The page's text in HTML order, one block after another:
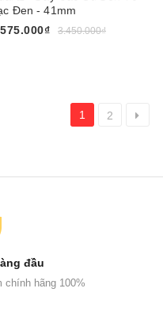
Đen - 41mm
3.450.000₫
1 2
đầu
chính hãng 100%